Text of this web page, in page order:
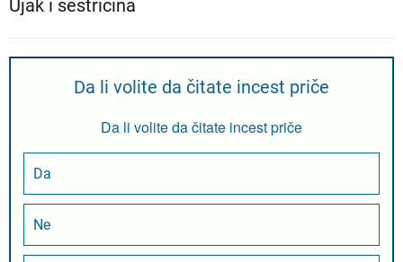
Ujak i sestričina
Da li volite da čitate incest priče
Da li volite da čitate incest priče
Da
Ne